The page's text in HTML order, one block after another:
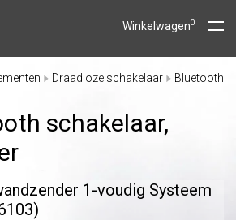
Winkelwagen0
Draadloze schakelaar
Bluetooth
schakelaar,
1-voudig Systeem